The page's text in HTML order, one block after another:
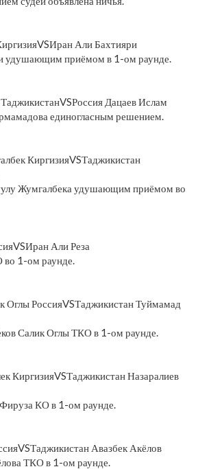
Али Бахтияри
удушающим приёмом в 1-ом раунде.
Дацаев Ислам
единогласным решением.
КиргизияVSТаджикистан
Жумгалбека удушающим приёмом во
Али Реза
1-ом раунде.
Оглы РоссияVSТаджикистан Туймамад
Салик Оглы ТКО в 1-ом раунде.
КиргизияVSТаджикистан Назаралиев
КО в 1-ом раунде.
Авазбек Акёлов
ТКО в 1-ом раунде.